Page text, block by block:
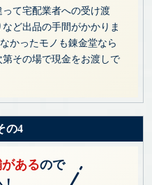
て宅配業者への受け渡
ど出品の手間がかかりま
かったモノも錬金堂なら
その場で現金をお渡しで
の4
あるので